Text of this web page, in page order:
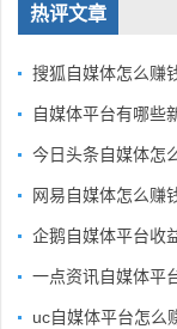
热评文章
搜狐自媒体怎么赚
自媒体平台有哪些
今日头条自媒体怎
网易自媒体怎么赚
企鹅自媒体平台收
一点资讯自媒体平
uc自媒体平台怎么